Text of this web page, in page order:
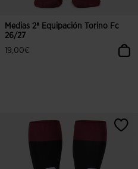
Medias 2ª Equipación Torino Fc
26/27
19,00€
3,1 sobre 5 de valoración de clientes